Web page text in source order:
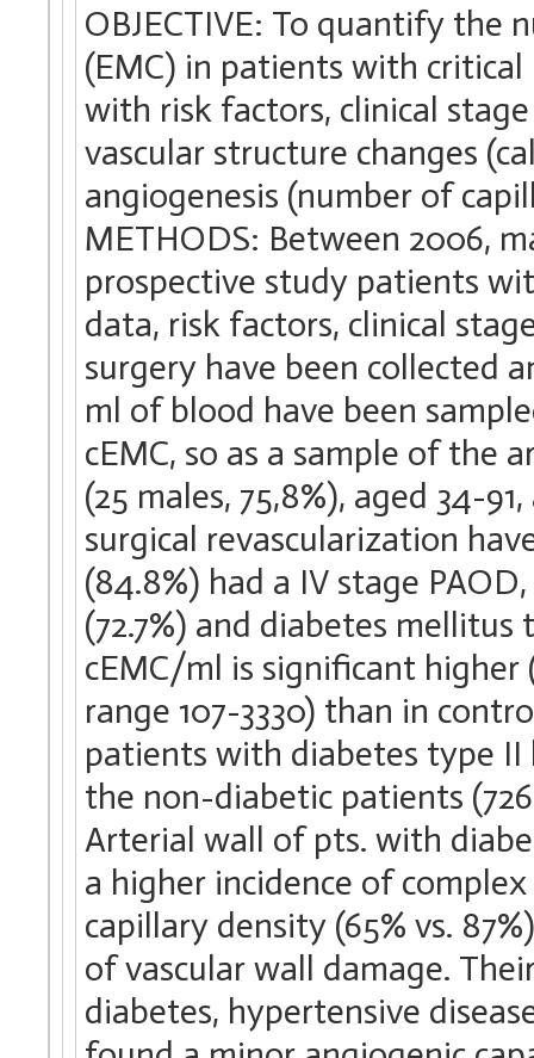
OBJECTIVE: To quantify the
(EMC) in patients with
with risk factors, clinical
vascular structure changes
angiogenesis (number of
METHODS: Between 2006,
prospective study patients
data, risk factors, clinical
surgery have been collected
ml of blood have been
cEMC, so as a sample of the
(25 males, 75,8%), aged 34-
surgical revascularization
(84.8%) had a IV stage
(72.7%) and diabetes
cEMC/ml is significant higher
range 107-3330) than in
patients with diabetes type II
the non-diabetic patients
Arterial wall of pts. with
a higher incidence of
capillary density (65% vs.
of vascular wall damage.
diabetes, hypertensive